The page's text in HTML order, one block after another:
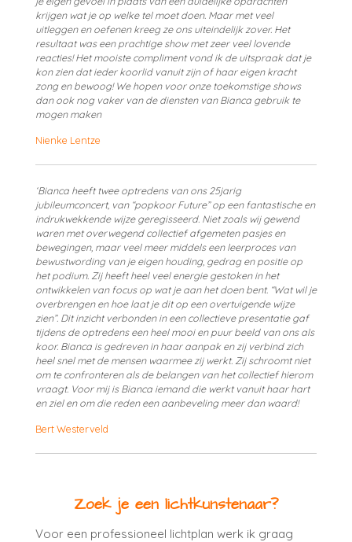
krijgen wat je op welke tel moet doen. Maar met veel
uitleggen en oefenen kreeg ze ons uiteindelijk zover. Het
resultaat was een prachtige show met zeer veel lovende
reacties! Het mooiste compliment vond ik de uitspraak dat je
kon zien dat ieder koorlid vanuit zijn of haar eigen kracht
zong en bewoog! We hopen voor onze toekomstige shows
dan ook nog vaker van de diensten van Bianca gebruik te
mogen maken
Nienke Lentze
‘Bianca heeft twee optredens van ons 25jarig
jubileumconcert, van “popkoor Future” op een fantastische en
indrukwekkende wijze geregisseerd. Niet zoals wij gewend
waren met overwegend collectief afgemeten pasjes en
bewegingen, maar veel meer middels een leerproces van
bewustwording van je eigen houding, gedrag en positie op
het podium. Zij heeft heel veel energie gestoken in het
ontwikkelen van focus op wat je aan het doen bent. “Wat wil je
overbrengen en hoe laat je dit op een overtuigende wijze
zien”. Dit inzicht verbonden in een collectieve presentatie gaf
tijdens de optredens een heel mooi en puur beeld van ons als
koor. Bianca is gedreven in haar aanpak en zij verbind zich
heel snel met de mensen waarmee zij werkt. Zij schroomt niet
om te confronteren als de belangen van het collectief hierom
vraagt. Voor mij is Bianca iemand die werkt vanuit haar hart
en ziel en om die reden een aanbeveling meer dan waard!
Bert Westerveld
Zoek je een lichtkunstenaar?
Voor een professioneel lichtplan werk ik graag